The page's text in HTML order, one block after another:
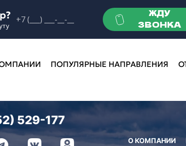
ЖДУ
ЗВОНКА
ПОПУЛЯРНЫЕ НАПРАВЛЕНИЯ
529-177
О КОМПАНИИ